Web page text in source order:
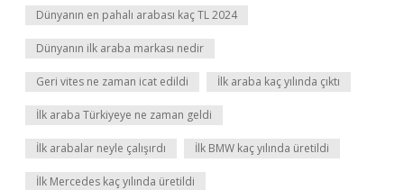
Dünyanın en pahalı arabası kaç TL 2024
Dünyanın ilk araba markası nedir
Geri vites ne zaman icat edildi İlk araba kaç yılında çıktı
İlk araba Türkiyeye ne zaman geldi
İlk arabalar neyle çalışırdı İlk BMW kaç yılında üretildi
İlk Mercedes kaç yılında üretildi